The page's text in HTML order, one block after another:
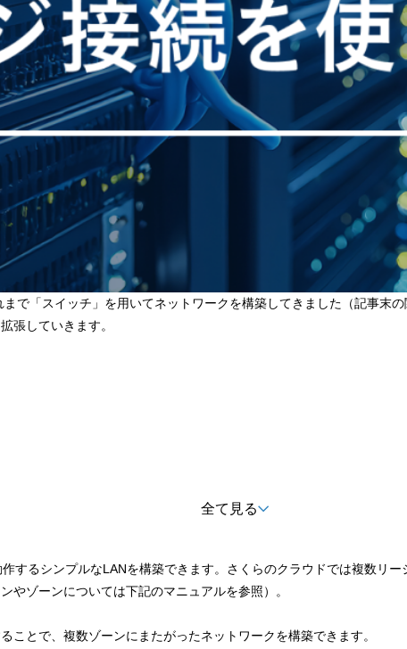
で「スイッチ」を用いてネットワークを構築してきました（記事末
張していきます。
る
する
全て見る
するシンプルなLANを構築できます。さくらのクラウドでは複数リ
やゾーンについては下記のマニュアルを参照）。
ことで、複数ゾーンにまたがったネットワークを構築できます。